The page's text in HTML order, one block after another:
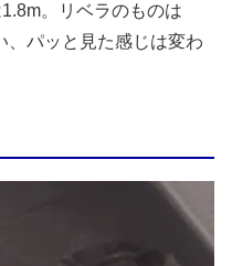
。リベラのものは
、パッと見た感じは変わ